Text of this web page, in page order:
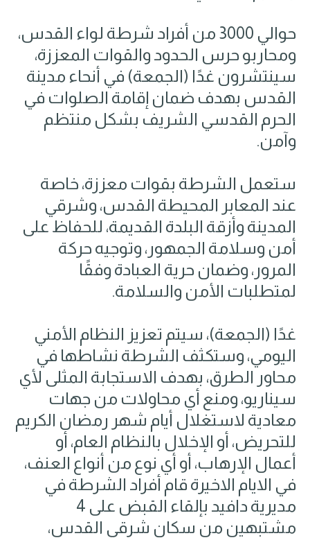
حوالي 3000 من أفراد شرطة لواء القدس،
ومحاربو حرس الحدود والقوات المعززة،
سينتشرون غدًا (الجمعة) في أنحاء مدينة
القدس بهدف ضمان إقامة الصلوات في
الحرم القدسي الشريف بشكل منتظم
وآمن.
ستعمل الشرطة بقوات معززة، خاصة
عند المعابر المحيطة القدس، وشرقي
المدينة وأزقة البلدة القديمة، للحفاظ على
أمن وسلامة الجمهور، وتوجيه حركة
المرور، وضمان حرية العبادة وفقًا
لمتطلبات الأمن والسلامة.
غدًا (الجمعة)، سيتم تعزيز النظام الأمني
اليومي، وستكثف الشرطة نشاطها في
محاور الطرق، بهدف الاستجابة المثلى لأي
سيناريو، ومنع أي محاولات من جهات
معادية لاستغلال أيام شهر رمضان الكريم
للتحريض، أو الإخلال بالنظام العام، أو
أعمال الإرهاب، أو أي نوع من أنواع العنف،
في الايام الاخيرة قام أفراد الشرطة في
مديرية دافيد بإلقاء القبض على 4
مشتبهين من سكان شرقي القدس،